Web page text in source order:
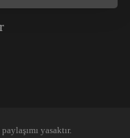
yasaktır.